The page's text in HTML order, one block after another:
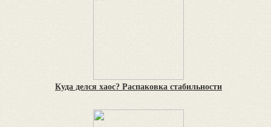
Куда делся хаос? Распаковка стабильности